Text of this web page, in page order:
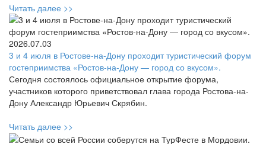
Читать далее >>
2026.07.03
3 и 4 июля в Ростове-на-Дону проходит туристический форум
гостеприимства «Ростов-на-Дону — город со вкусом».
Сегодня состоялось официальное открытие форума,
участников которого приветствовал глава города Ростова-на-
Дону Александр Юрьевич Скрябин.
Читать далее >>